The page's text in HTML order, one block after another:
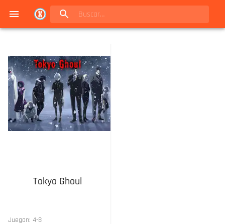
Tokyo Ghoul
Juegan: 4-8
Navigated to Juegos de mesa en Buenos Aires | Conexión Berlín - Catálogo